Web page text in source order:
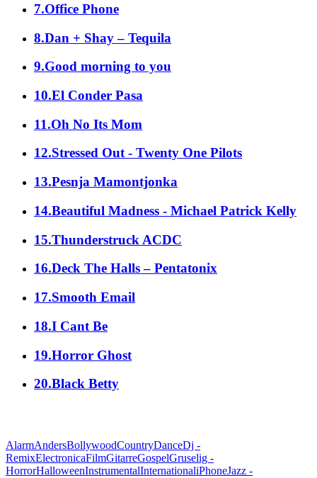
7.Office Phone
8.Dan + Shay – Tequila
9.Good morning to you
10.El Conder Pasa
11.Oh No Its Mom
12.Stressed Out - Twenty One Pilots
13.Pesnja Mamontjonka
14.Beautiful Madness - Michael Patrick Kelly
15.Thunderstruck ACDC
16.Deck The Halls – Pentatonix
17.Smooth Email
18.I Cant Be
19.Horror Ghost
20.Black Betty
AlarmAndersBollywoodCountryDanceDj -
RemixElectronicaFilmGitarreGospelGruselig -
HorrorHalloweenInstrumentalInternationaliPhoneJazz -